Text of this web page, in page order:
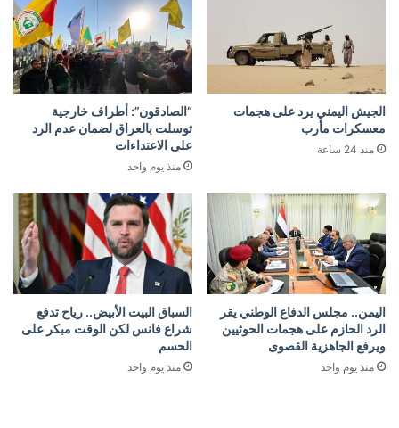
الجيش اليمني يرد على هجمات
معسكرات مأرب
منذ 24 ساعة
“الصادقون”: أطراف خارجية
توسلت بالعراق لضمان عدم الرد
على الاعتداءات
منذ يوم واحد
اليمن.. مجلس الدفاع الوطني يقر
الرد الحازم على هجمات الحوثيين
ويرفع الجاهزية القصوى
منذ يوم واحد
السباق البيت الأبيض.. رياح تدفع
شراع فانس لكن الوقت مبكر على
الحسم
منذ يوم واحد